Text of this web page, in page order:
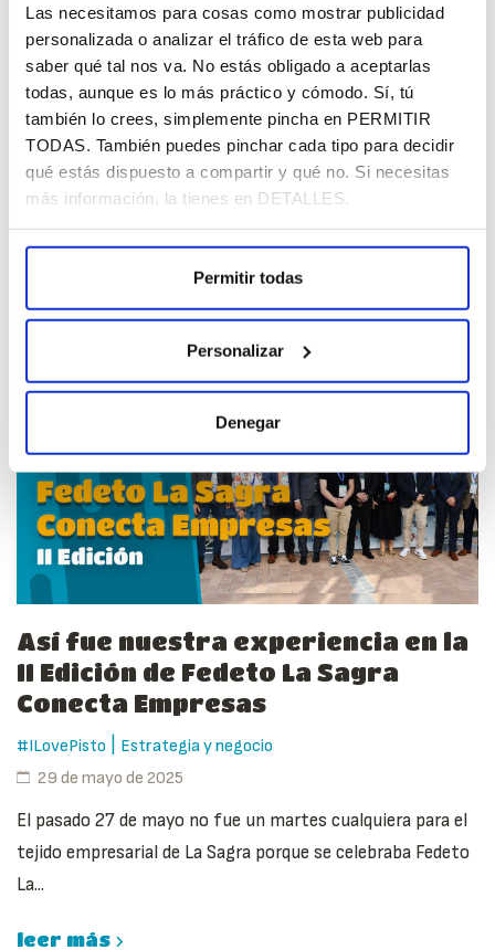
Las necesitamos para cosas como mostrar publicidad
personalizada o analizar el tráfico de esta web para
saber qué tal nos va. No estás obligado a aceptarlas
todas, aunque es lo más práctico y cómodo. Sí, tú
también lo crees, simplemente pincha en PERMITIR
TODAS. También puedes pinchar cada tipo para decidir
qué estás dispuesto a compartir y qué no. Si necesitas
más información, la tienes en DETALLES.
Permitir todas
Personalizar
Denegar
2025
#ILovePisto |Estrategia y negocio|Formación|Inteligencia
artificial (IA)|Marketing|Publicidad|Tendencias y novedades
16 de junio de 2025
El pasado jueves 12 de junio, celebramos nuestro
Pistolabis Aniversario 2025, y hoy, ya superada la resaca
emocional, te...
Así fue nuestra experiencia en la
II Edición de Fedeto La Sagra
Conecta Empresas
#ILovePisto
Estrategia y negocio
29 de mayo de 2025
El pasado 27 de mayo no fue un martes cualquiera para el
tejido empresarial de La Sagra porque se celebraba Fedeto
La...
leer más